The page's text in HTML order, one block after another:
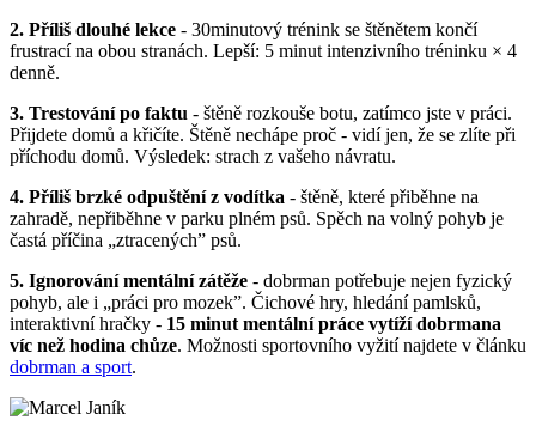
2. Příliš dlouhé lekce - 30minutový trénink se štěnětem končí
frustrací na obou stranách. Lepší: 5 minut intenzivního tréninku × 4
denně.
3. Trestování po faktu - štěně rozkouše botu, zatímco jste v práci.
Přijdete domů a křičíte. Štěně nechápe proč - vidí jen, že se zlíte při
příchodu domů. Výsledek: strach z vašeho návratu.
4. Příliš brzké odpuštění z vodítka - štěně, které přiběhne na
zahradě, nepřiběhne v parku plném psů. Spěch na volný pohyb je
častá příčina „ztracených” psů.
5. Ignorování mentální zátěže - dobrman potřebuje nejen fyzický
pohyb, ale i „práci pro mozek”. Čichové hry, hledání pamlsků,
interaktivní hračky - 15 minut mentální práce vytíží dobrmana
víc než hodina chůze. Možnosti sportovního vyžití najdete v článku
dobrman a sport.